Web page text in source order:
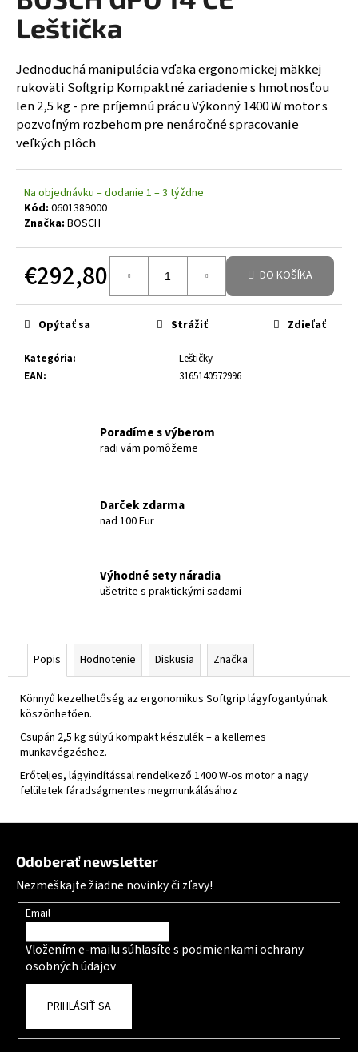
Leštička
Jednoduchá manipulácia vďaka ergonomickej mäkkej
rukoväti Softgrip Kompaktné zariadenie s hmotnosťou
len 2,5 kg - pre príjemnú prácu Výkonný 1400 W motor s
pozvoľným rozbehom pre nenáročné spracovanie
veľkých plôch
Na objednávku – dodanie 1 – 3 týždne
Kód: 0601389000
Značka: BOSCH
€292,80 DO KOŠÍKA
Kategória:
Leštičky
EAN: 3165140572996
Opýtať sa Strážiť Zdieľať
Poradíme s výberom
radi vám pomôžeme
Darček zdarma
nad 100 Eur
Výhodné sety náradia
ušetrite s praktickými sadami
Popis Hodnotenie Diskusia Značka
Könnyű kezelhetőség az ergonomikus Softgrip lágyfogantyúnak
köszönhetően.
Csupán 2,5 kg súlyú kompakt készülék – a kellemes
munkavégzéshez.
Erőteljes, lágyindítással rendelkező 1400 W-os motor a nagy
felületek fáradságmentes megmunkálásához
á
j
s
ť
?
HĽADAŤ
Odoberať newsletter
Nezmeškajte žiadne novinky či zľavy!
Email
Vložením e-mailu súhlasíte s podmienkami ochrany
osobných údajov
PRIHLÁSIŤ SA